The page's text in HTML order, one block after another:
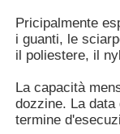
Pricipalmente
i guanti, le
il poliestere, il
La capacità
dozzine. La
termine